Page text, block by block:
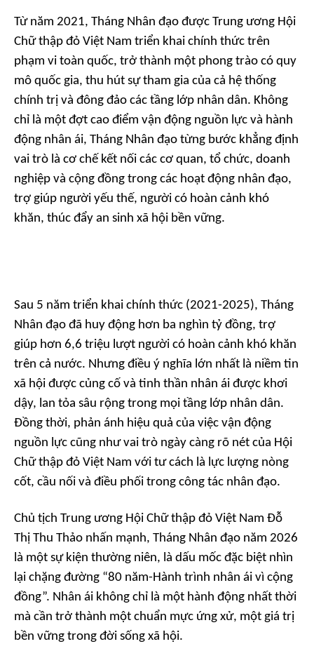
Từ năm 2021, Tháng Nhân đạo được Trung ương Hội
Chữ thập đỏ Việt Nam triển khai chính thức trên
phạm vi toàn quốc, trở thành một phong trào có quy
mô quốc gia, thu hút sự tham gia của cả hệ thống
chính trị và đông đảo các tầng lớp nhân dân. Không
chỉ là một đợt cao điểm vận động nguồn lực và hành
động nhân ái, Tháng Nhân đạo từng bước khẳng định
vai trò là cơ chế kết nối các cơ quan, tổ chức, doanh
nghiệp và cộng đồng trong các hoạt động nhân đạo,
trợ giúp người yếu thế, người có hoàn cảnh khó
khăn, thúc đẩy an sinh xã hội bền vững.
Sau 5 năm triển khai chính thức (2021-2025), Tháng
Nhân đạo đã huy động hơn ba nghìn tỷ đồng, trợ
giúp hơn 6,6 triệu lượt người có hoàn cảnh khó khăn
trên cả nước. Nhưng điều ý nghĩa lớn nhất là niềm tin
xã hội được củng cố và tinh thần nhân ái được khơi
dậy, lan tỏa sâu rộng trong mọi tầng lớp nhân dân.
Đồng thời, phản ánh hiệu quả của việc vận động
nguồn lực cũng như vai trò ngày càng rõ nét của Hội
Chữ thập đỏ Việt Nam với tư cách là lực lượng nòng
cốt, cầu nối và điều phối trong công tác nhân đạo.
Chủ tịch Trung ương Hội Chữ thập đỏ Việt Nam Đỗ
Thị Thu Thảo nhấn mạnh, Tháng Nhân đạo năm 2026
là một sự kiện thường niên, là dấu mốc đặc biệt nhìn
lại chặng đường “80 năm-Hành trình nhân ái vì cộng
đồng”. Nhân ái không chỉ là một hành động nhất thời
mà cần trở thành một chuẩn mực ứng xử, một giá trị
bền vững trong đời sống xã hội.